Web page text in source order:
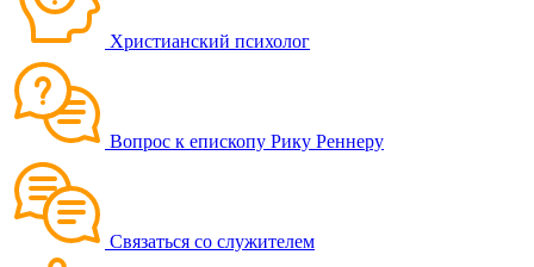
Христианский психолог
Вопрос к епископу Рику Реннеру
Связаться со служителем